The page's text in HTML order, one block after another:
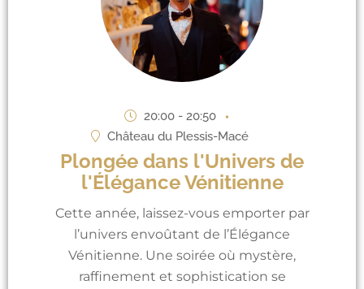
20:00 - 20:50
Château du Plessis-Macé
Plongée dans l'Univers de
l'Élégance Vénitienne
Cette année, laissez-vous emporter par
l’univers envoûtant de l’Élégance
Vénitienne. Une soirée où mystère,
raffinement et sophistication se